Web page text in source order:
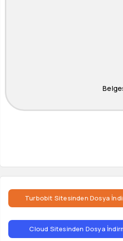
Turbobit Sitesinden Dosya
Cloud Sitesinden Dosya